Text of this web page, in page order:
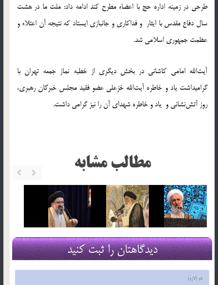
طرحی در زمینه اداره حج با اعضاء مطرح کند ادامه داد: ملت ما در هشت
سال دفاع مقدس با ایثار و فداکاری و جانبازی ایستاد که نتیجه آن اعتلاء و
عظمت جمهوری اسلامی شد.
آیت‌الله امامی کاشانی در بخش دیگری از خطبه نماز جمعه تهران با
گرامیداشت یاد و خاطره آیت‌الله خزعلی عضو فقید مجلس خبرگان رهبری،
روز آتش‌نشانی و یاد و خاطره شهدای آن را نیز گرامی داشت.
مطالب مشابه
دیدگاهتان را ثبت کنید